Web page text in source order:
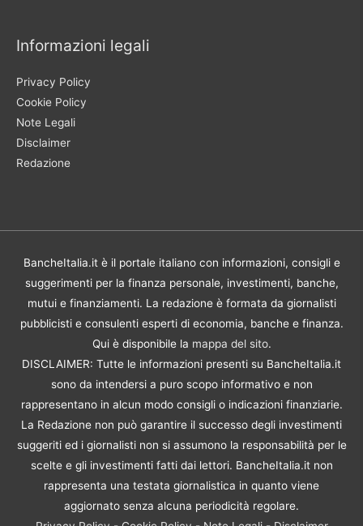
Informazioni legali
Privacy Policy
Cookie Policy
Note Legali
Disclaimer
Redazione
BancheItalia.it è il portale italiano con informazioni, consigli e
suggerimenti per la finanza personale, investimenti, banche,
mutui e finanziamenti. La redazione è formata da giornalisti
pubblicisti e consulenti esperti di economia, banche e finanza.
Qui è disponibile la mappa del sito.
DISCLAIMER: Tutte le informazioni presenti su BancheItalia.it
sono da intendersi a puro scopo informativo e non
rappresentano in alcun modo consigli o indicazioni finanziarie.
La Redazione non può garantire il successo degli investimenti
suggeriti ed i giornalisti non si assumono la responsabilità per le
scelte e gli investimenti fatti dai lettori. BancheItalia.it non
rappresenta una testata giornalistica in quanto viene
aggiornato senza alcuna periodicità regolare.